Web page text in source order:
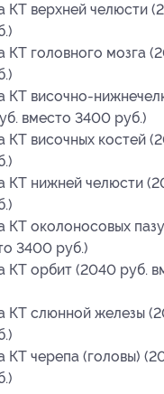
КТ верхней челюсти
КТ головного мозга
КТ височно-
вместо 3400 руб.)
КТ височных костей
КТ нижней челюсти
КТ околоносовых
3400 руб.)
КТ орбит (2040 руб.
КТ слюнной железы
КТ черепа (головы)